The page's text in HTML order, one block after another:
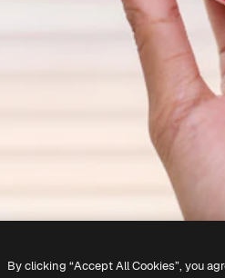
By clicking “Accept All Cookies”, you